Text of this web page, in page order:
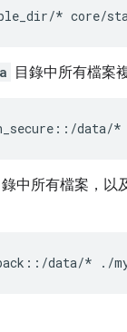
目錄中所有檔案
錄中所有檔案，以